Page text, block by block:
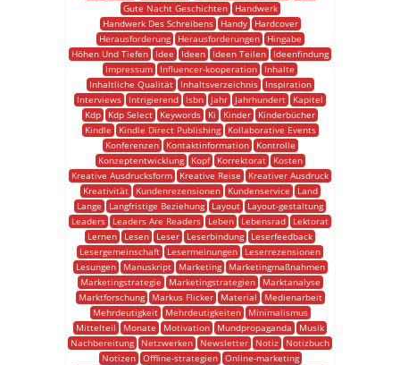
Gute Nacht Geschichten
Handwerk
Handwerk Des Schreibens
Handy
Hardcover
Herausforderung
Herausforderungen
Hingabe
Höhen Und Tiefen
Idee Ideen Ideen Teilen
Ideenfindung
Impressum
Influencer-kooperation
Inhalte
Inhaltliche Qualität
Inhaltsverzeichnis
Inspiration
Interviews
Intrigierend Isbn Jahr Jahrhundert
Kapitel
Kdp
Kdp Select Keywords Ki Kinder
Kinderbücher
Kindle
Kindle Direct Publishing
Kollaborative Events
Konferenzen
Kontaktinformation
Kontrolle
Konzeptentwicklung
Kopf Korrektorat
Kosten
Kreative Ausdrucksform
Kreative Reise
Kreativer Ausdruck
Kreativität
Kundenrezensionen Kundenservice
Land
Lange
Langfristige Beziehung Layout
Layout-gestaltung
Leaders
Leaders Are Readers Leben Lebensrad
Lektorat
Lernen
Lesen Leser Leserbindung
Leserfeedback
Lesergemeinschaft
Lesermeinungen
Leserrezensionen
Lesungen
Manuskript Marketing
Marketingmaßnahmen
Marketingstrategie
Marketingstrategien
Marktanalyse
Marktforschung
Markus Flicker Material
Medienarbeit
Mehrdeutigkeit
Mehrdeutigkeiten
Minimalismus
Mittelteil
Monate Motivation Mundpropaganda
Musik
Nachbereitung
Netzwerken Newsletter Notiz
Notizbuch
Notizen
Offline-strategien
Online-marketing